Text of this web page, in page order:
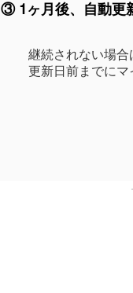
③ 1ヶ月後、自動更
継続されない場合
更新日前までにマ